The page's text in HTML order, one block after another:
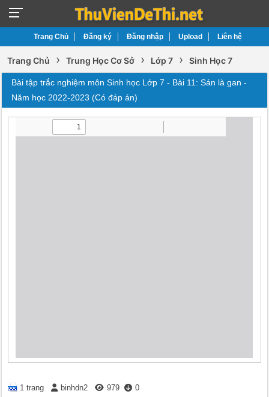
Trang Chủ Đăng ký Đăng nhập Upload Liên hệ
Trang Chủ › Trung Học Cơ Sở › Lớp 7 › Sinh Học 7
Bài tập trắc nghiệm môn Sinh học Lớp 7 - Bài 11: Sán là gan -
Năm học 2022-2023 (Có đáp án)
1 trang binhdn2 979 0